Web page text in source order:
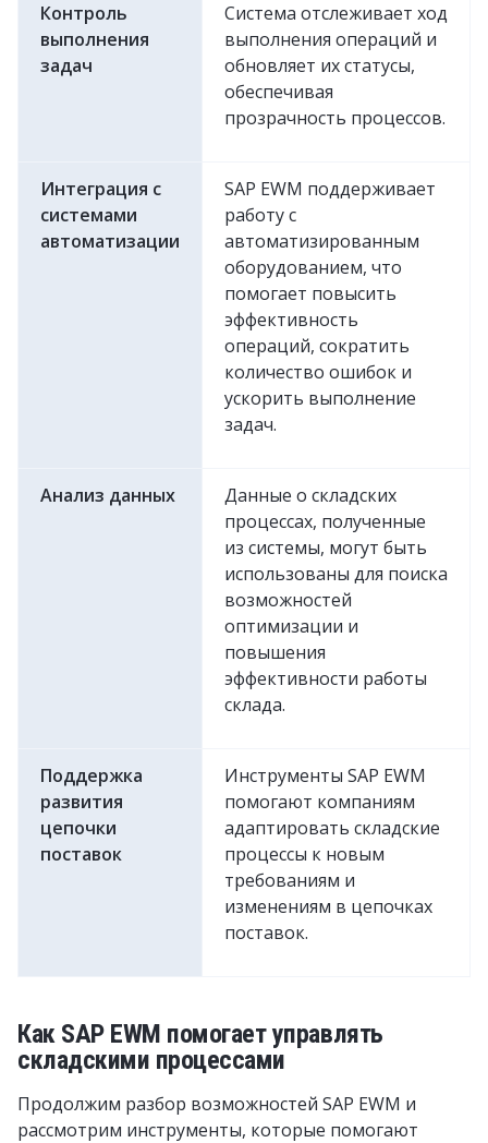
Контроль
выполнения
задач
Система отслеживает ход
выполнения операций и
обновляет их статусы,
обеспечивая
прозрачность процессов.
Интеграция с
системами
автоматизации
SAP EWM поддерживает
работу с
автоматизированным
оборудованием, что
помогает повысить
эффективность
операций, сократить
количество ошибок и
ускорить выполнение
задач.
Анализ данных
Данные о складских
процессах, полученные
из системы, могут быть
использованы для поиска
возможностей
оптимизации и
повышения
эффективности работы
склада.
Поддержка
развития
цепочки
поставок
Инструменты SAP EWM
помогают компаниям
адаптировать складские
процессы к новым
требованиям и
изменениям в цепочках
поставок.
Как SAP EWM помогает управлять
складскими процессами
Продолжим разбор возможностей SAP EWM и
рассмотрим инструменты, которые помогают